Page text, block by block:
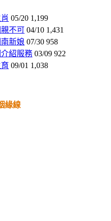
05/20 1,199
不可 04/10 1,431
新娘 07/30 958
紹服務 03/09 922
09/01 1,038
緣線